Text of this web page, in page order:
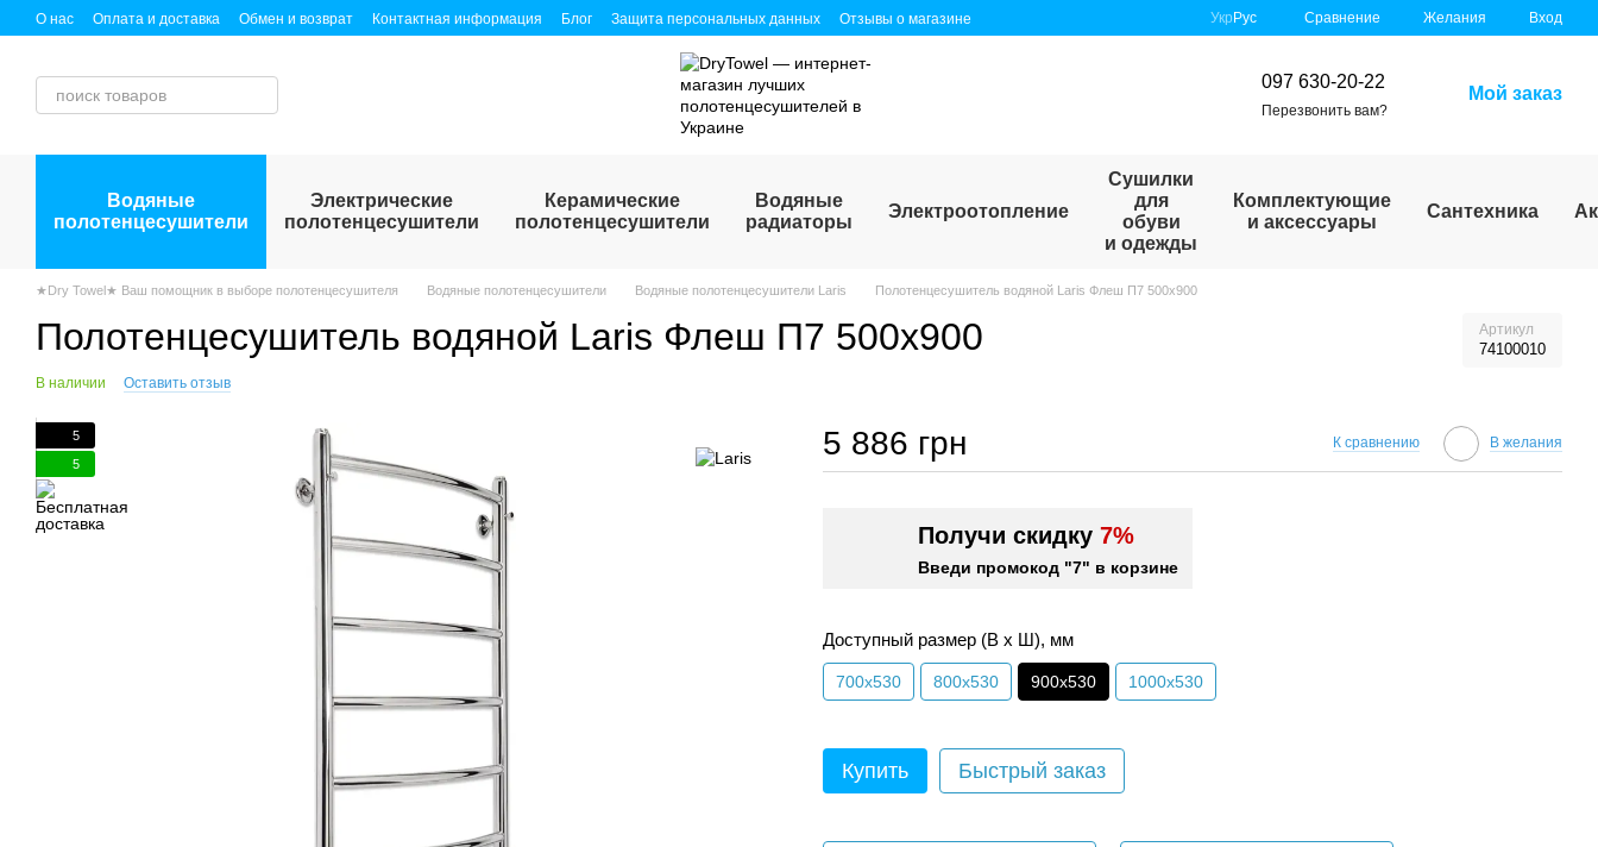
Перейти к основному контенту
О нас Оплата и доставка Обмен и возврат Контактная информация Блог Защита персональных данных
Отзывы о магазине
Укр Рус Сравнение Желания Вход
097 630-20-22
Перезвонить вам?
Мой заказ
Водяные
полотенцесушители
Электрические
полотенцесушители
Керамические
полотенцесушители
Водяные
радиаторы
Электроотопление
Сушилки
для
обуви
и одежды
Комплектующие
и аксессуары
Сантехника
★Dry Towel★ Ваш помощник в выборе полотенцесушителя Водяные полотенцесушители Водяные полотенцесушители Laris Полотенцесушитель водяной Laris Флеш П7 500х900
Полотенцесушитель водяной Laris Флеш П7 500х900 Артикул
74100010
В наличии Оставить отзыв
5
5
5 886 грн К сравнению В желания
Получи скидку 7%
Введи промокод "7" в корзине
Доступный размер (В х Ш), мм
700х530 800х530 900х530 1000х530
Купить Быстрый заказ